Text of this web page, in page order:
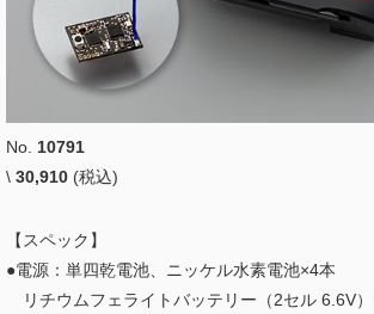
No. 10791
\ 30,910 (税込)
【スペック】
●電源：単四乾電池、ニッケル水素電池×4本
リチウムフェライトバッテリー（2セル 6.6V